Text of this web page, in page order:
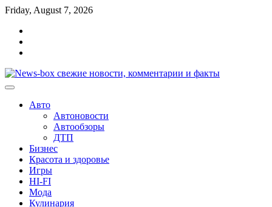
Перейти
содержимому
Friday, August 7, 2026
Авто
Автоновости
Автообзоры
ДТП
Бизнес
Красота и здоровье
Игры
HI-FI
Мода
Кулинария